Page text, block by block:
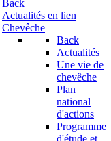
Back
Actualités en lien
Chevêche
Back
Actualités
Une vie de
chevêche
Plan
national
d'actions
Programme